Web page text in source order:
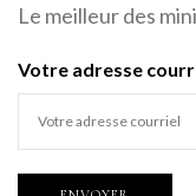
Le meilleur des
Votre adresse